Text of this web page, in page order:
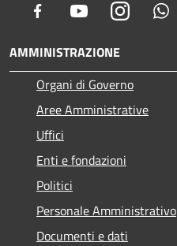
Facebook YoutubeInstagram
AMMINISTRAZIONE
Organi di Governo
Aree Amministrative
Uffici
Enti e fondazioni
Politici
Personale Amministrativo
Documenti e dati